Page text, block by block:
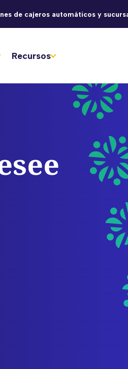
de cajeros automáticos y
Recursos